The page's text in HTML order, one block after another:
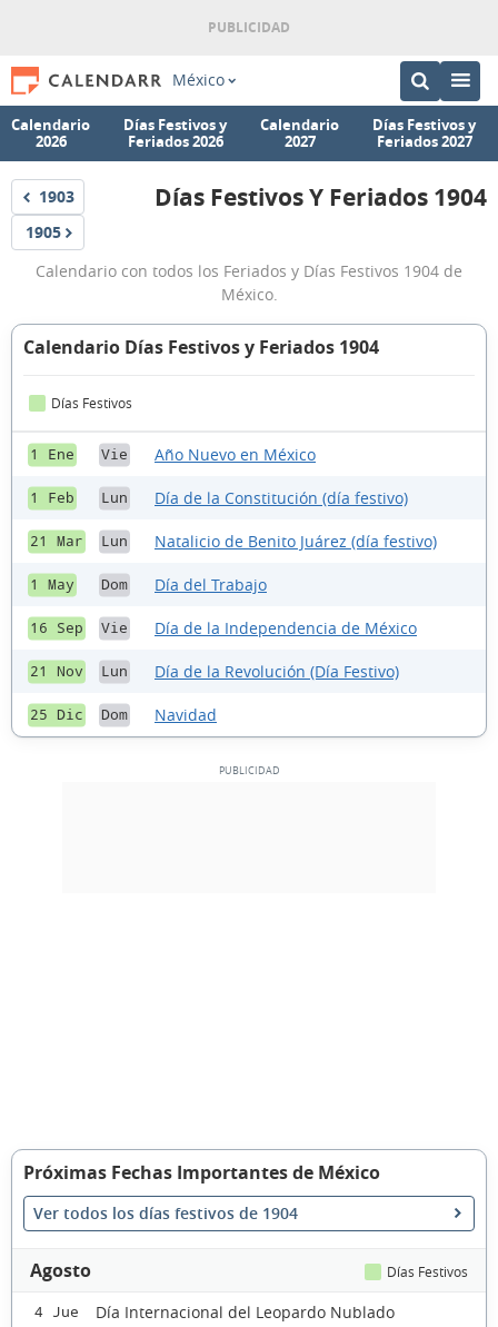
México
Calendario
2026
Días Festivos y
Feriados 2026
Calendario
2027
Días Festivos y
Feriados 2027
Festivos
1903
Días
y
Feriados
1904
Días Festivos Y Feriados 1904
Festivos
1905
Calendario con todos los Feriados y Días Festivos 1904 de
México.
Calendario Días Festivos y Feriados 1904
Días Festivos
1 Ene Vie Año Nuevo en México
1 Feb Lun Día de la Constitución (día festivo)
21 Mar Lun Natalicio de Benito Juárez (día festivo)
1 May Dom Día del Trabajo
16 Sep Vie Día de la Independencia de México
21 Nov Lun Día de la Revolución (Día Festivo)
25 Dic Dom Navidad
Próximas Fechas Importantes de México
Ver todos los días festivos de 1904
Agosto Días Festivos
4 Jue Día Internacional del Leopardo Nublado